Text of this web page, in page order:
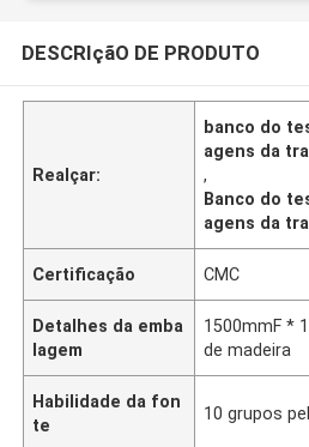
DESCRIçãO DE PRODUTO
Realçar:
banco do
agens da
,
Banco do
agens da
Certificação CMC
Detalhes da emba
lagem
1500mmF *
de madeira
Habilidade da fon
te
10 grupos